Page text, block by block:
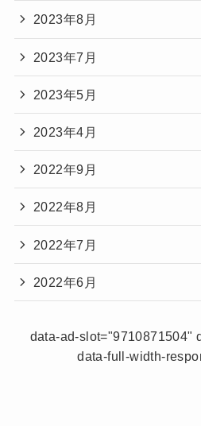
2023年8月
2023年7月
2023年5月
2023年4月
2022年9月
2022年8月
2022年7月
2022年6月
data-ad-slot="9710871504"
data-full-width-